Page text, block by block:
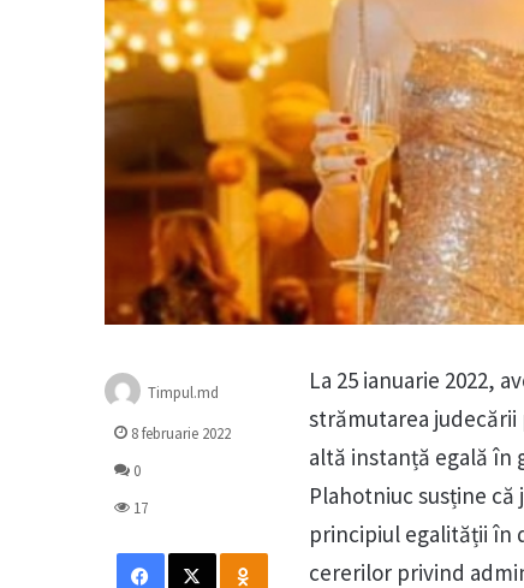
La 25 ianuarie 2022,
strămutarea judecării
altă instanță egală în
Plahotniuc susține că
principiul egalității în
cererilor privind
Timpul.md
8 februarie 2022
0
17
Facebook
X Odnoklassniki